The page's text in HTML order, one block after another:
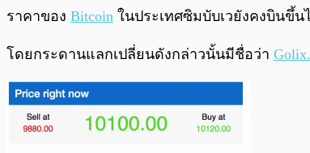
พร้อมเล่น
ราคาของ Bitcoin ในประเทศซิมบับเวยังคงบินขึ้
โดยกระดานแลกเปลี่ยนดังกล่าวนั้นมีชื่อว่า